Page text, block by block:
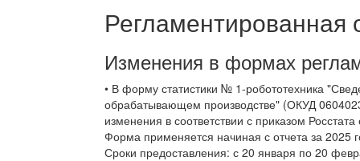
Регламентированная
Изменения в формах
• В форму статистики № 1-робототехника
обрабатывающем производстве" (ОКУД
изменения в соответствии с приказом
Форма применяется начиная с отчета за 2025
Сроки предоставления: с 20 января по 20